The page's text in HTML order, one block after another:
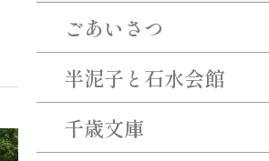
ごあいさつ
半泥子と石水会館
千歳文庫
㈱